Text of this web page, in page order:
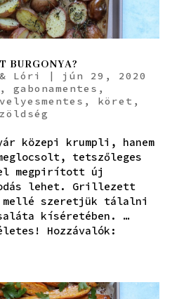
BURGONYA?
Lóri | jún 29, 2020
, gabonamentes ,
, köret ,
zöldség
közepi krumpli, hanem
tetszőleges
megpirított új
lehet. Grillezett
mellé szeretjük tálalni
kíséretében. …
Hozzávalók: